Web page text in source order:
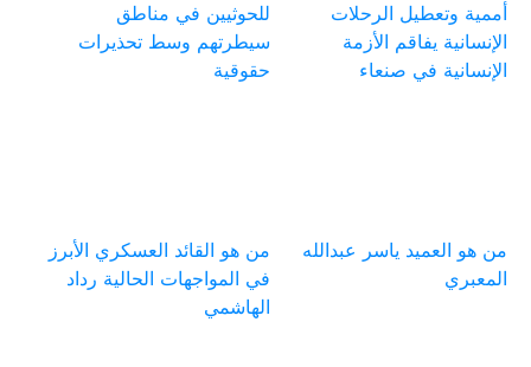
أممية وتعطيل الرحلات
الإنسانية يفاقم الأزمة
الإنسانية في صنعاء
للحوثيين في مناطق
سيطرتهم وسط تحذيرات
حقوقية
من هو العميد ياسر عبدالله
المعبري
من هو القائد العسكري الأبرز
في المواجهات الحالية رداد
الهاشمي